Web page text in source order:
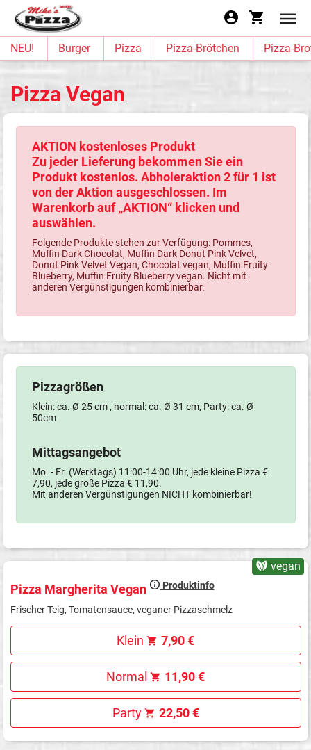
NEU! Burger Pizza Pizza-Brötchen Pizza-
Pizza Vegan
AKTION kostenloses Produkt
Zu jeder Lieferung bekommen Sie ein
Produkt kostenlos. Abholeraktion 2 für 1 ist
von der Aktion ausgeschlossen. Im
Warenkorb auf „AKTION“ klicken und
auswählen.
Folgende Produkte stehen zur Verfügung: Pommes,
Muffin Dark Chocolat, Muffin Dark Donut Pink Velvet,
Donut Pink Velvet Vegan, Chocolat vegan, Muffin Fruity
Blueberry, Muffin Fruity Blueberry vegan. Nicht mit
anderen Vergünstigungen kombinierbar.
Pizzagrößen
Klein: ca. Ø 25 cm , normal: ca. Ø 31 cm, Party: ca. Ø
50cm
Mittagsangebot
Mo. - Fr. (Werktags) 11:00-14:00 Uhr, jede kleine Pizza €
7,90, jede große Pizza € 11,90.
Mit anderen Vergünstigungen NICHT kombinierbar!
vegan
Pizza Margherita Vegan Produktinfo
Frischer Teig, Tomatensauce, veganer Pizzaschmelz
Klein 7,90 €
Normal 11,90 €
Party 22,50 €